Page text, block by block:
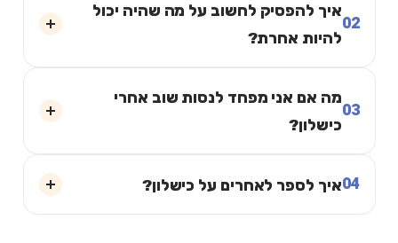
02
איך להפסיק לחשוב על מה שהיה יכול
להיות אחרת?
03
מה אם אני מפחד לנסות שוב אחרי
כישלון?
04איך לספר לאחרים על כישלון?